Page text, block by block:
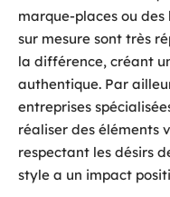
marque-places ou
sur mesure sont très
la différence, créant
authentique. Par
entreprises
réaliser des éléments
respectant les désirs
style a un impact